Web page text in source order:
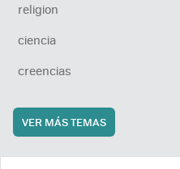
religion
ciencia
creencias
VER MÁS TEMAS